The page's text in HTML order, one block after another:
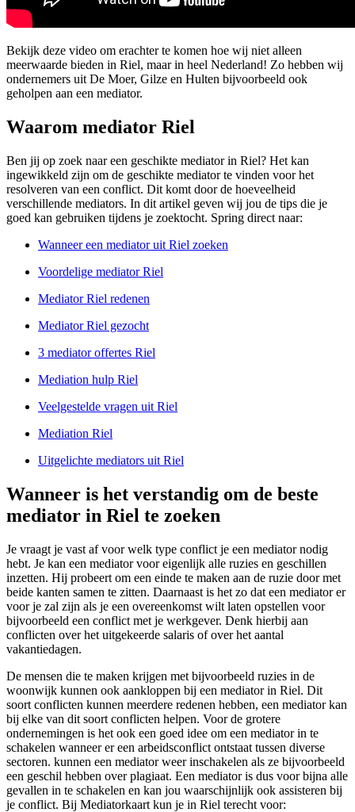
Bekijk deze video om erachter te komen hoe wij niet alleen
meerwaarde bieden in Riel, maar in heel Nederland! Zo hebben wij
ondernemers uit De Moer, Gilze en Hulten bijvoorbeeld ook
geholpen aan een mediator.
Waarom mediator Riel
Ben jij op zoek naar een geschikte mediator in Riel? Het kan
ingewikkeld zijn om de geschikte mediator te vinden voor het
resolveren van een conflict. Dit komt door de hoeveelheid
verschillende mediators. In dit artikel geven wij jou de tips die je
goed kan gebruiken tijdens je zoektocht. Spring direct naar:
Wanneer een mediator uit Riel zoeken
Voordelige mediator Riel
Mediator Riel redenen
Mediator Riel gezocht
3 mediator offertes Riel
Mediation hulp Riel
Veelgestelde vragen uit Riel
Mediation Riel
Uitgelichte mediators uit Riel
Wanneer is het verstandig om de beste
mediator in Riel te zoeken
Je vraagt je vast af voor welk type conflict je een mediator nodig
hebt. Je kan een mediator voor eigenlijk alle ruzies en geschillen
inzetten. Hij probeert om een einde te maken aan de ruzie door met
beide kanten samen te zitten. Daarnaast is het zo dat een mediator er
voor je zal zijn als je een overeenkomst wilt laten opstellen voor
bijvoorbeeld een conflict met je werkgever. Denk hierbij aan
conflicten over het uitgekeerde salaris of over het aantal
vakantiedagen.
De mensen die te maken krijgen met bijvoorbeeld ruzies in de
woonwijk kunnen ook aankloppen bij een mediator in Riel. Dit
soort conflicten kunnen meerdere redenen hebben, een mediator kan
bij elke van dit soort conflicten helpen. Voor de grotere
ondernemingen is het ook een goed idee om een mediator in te
schakelen wanneer er een arbeidsconflict ontstaat tussen diverse
sectoren. kunnen een mediator weer inschakelen als ze bijvoorbeeld
een geschil hebben over plagiaat. Een mediator is dus voor bijna alle
gevallen in te schakelen en kan jou waarschijnlijk ook assisteren bij
je conflict. Bij Mediatorkaart kun je in Riel terecht voor: